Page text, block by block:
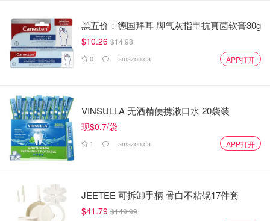
黑五价：德国拜耳 脚气灰指甲抗真菌软膏30g
$10.26 $14.98
0 amazon.ca APP打开
VINSULLA 无酒精便携漱口水 20袋装
现$0.7/袋
1 amazon.ca APP打开
JEETEE 可拆卸手柄 骨白不粘锅17件套
$41.79 $149.99